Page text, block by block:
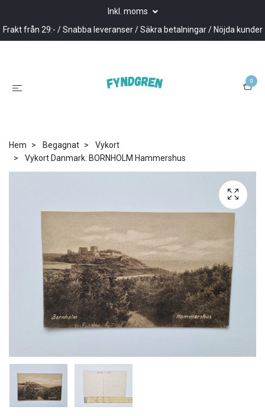
Inkl. moms
Frakt från 29:- / Snabba leveranser / Säkra betalningar / Nöjda kunder
0
Hem Begagnat
Vykort
Vykort Danmark. BORNHOLM Hammershus